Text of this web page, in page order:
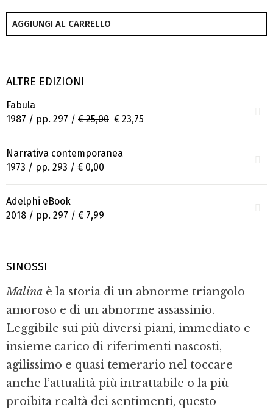
AGGIUNGI AL CARRELLO
ALTRE EDIZIONI
Fabula
1987 / pp. 297 / € 25,00 € 23,75
Narrativa contemporanea
1973 / pp. 293 / € 0,00
Adelphi eBook
2018 / pp. 297 / € 7,99
SINOSSI
Malina è la storia di un abnorme triangolo
amoroso e di un abnorme assassinio.
Leggibile sui più diversi piani, immediato e
insieme carico di riferimenti nascosti,
agilissimo e quasi temerario nel toccare
anche l’attualità più intrattabile o la più
proibita realtà dei sentimenti, questo